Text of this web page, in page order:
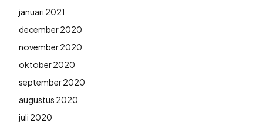
januari 2021
december 2020
november 2020
oktober 2020
september 2020
augustus 2020
juli 2020